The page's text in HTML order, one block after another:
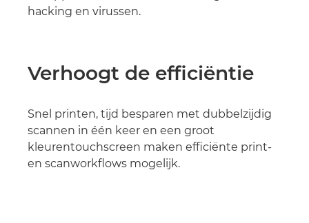
hacking en virussen.
Verhoogt de efficiëntie
Snel printen, tijd besparen met dubbelzijdig
scannen in één keer en een groot
kleurentouchscreen maken efficiënte print-
en scanworkflows mogelijk.